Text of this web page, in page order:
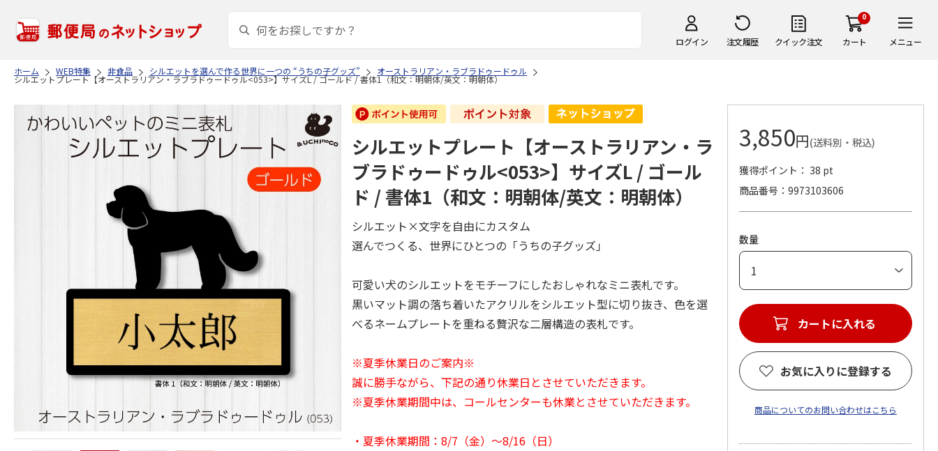
ログイン 注文履歴 クイック注文
0
カート メニュー
ホーム WEB特集 非食品 シルエットを選んで作る世界に一つの “うちの子グッズ” オーストラリアン・ラブラドゥードゥル
シルエットプレート【オーストラリアン・ラブラドゥードゥル<053>】サイズL / ゴールド / 書体1（和文：明朝体/英文：明朝体）
シルエットプレート【オーストラリアン・ラ
ブラドゥードゥル<053>】サイズL / ゴール
ド / 書体1（和文：明朝体/英文：明朝体）
シルエット×文字を自由にカスタム
選んでつくる、世界にひとつの「うちの子グッズ」
可愛い犬のシルエットをモチーフにしたおしゃれなミニ表札です。
黒いマット調の落ち着いたアクリルをシルエット型に切り抜き、色を選
べるネームプレートを重ねる贅沢な二層構造の表札です。
※夏季休業日のご案内※
誠に勝手ながら、下記の通り休業日とさせていただきます。
※夏季休業期間中は、コールセンターも休業とさせていただきます。
・夏季休業期間：8/7（金）～8/16（日）
3,850円(送料別・税込)
獲得ポイント： 38 pt
商品番号
9973103606
数量
カートに入れる
お気に入りに登録する
商品についてのお問い合わせはこちら